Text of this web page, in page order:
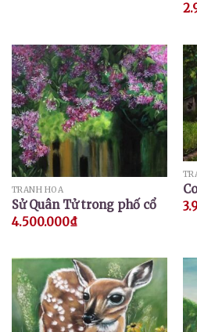
TRANH HOA
Sử Quân Tử trong phố cổ
4.500.000₫